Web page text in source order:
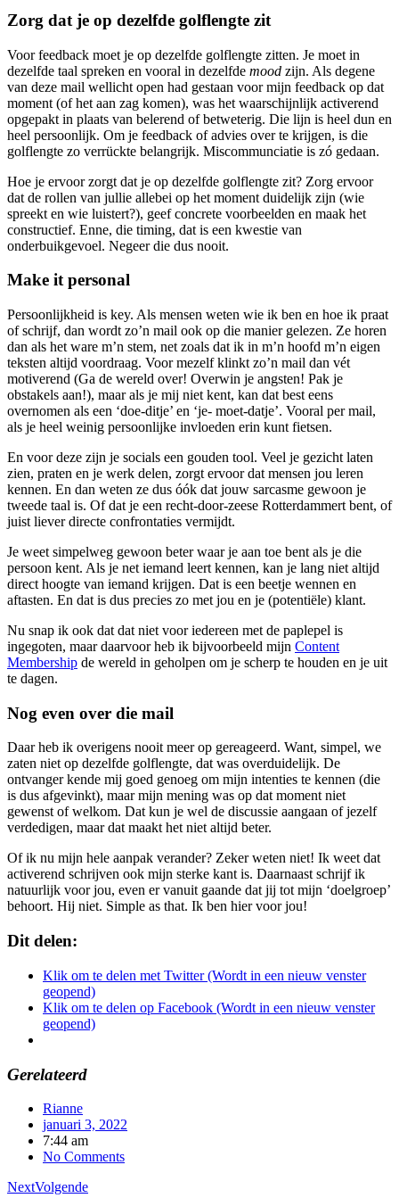
Zorg dat je op dezelfde golflengte zit
Voor feedback moet je op dezelfde golflengte zitten. Je moet in
dezelfde taal spreken en vooral in dezelfde mood zijn. Als degene
van deze mail wellicht open had gestaan voor mijn feedback op dat
moment (of het aan zag komen), was het waarschijnlijk activerend
opgepakt in plaats van belerend of betweterig. Die lijn is heel dun en
heel persoonlijk. Om je feedback of advies over te krijgen, is die
golflengte zo verrückte belangrijk. Miscommunciatie is zó gedaan.
Hoe je ervoor zorgt dat je op dezelfde golflengte zit? Zorg ervoor
dat de rollen van jullie allebei op het moment duidelijk zijn (wie
spreekt en wie luistert?), geef concrete voorbeelden en maak het
constructief. Enne, die timing, dat is een kwestie van
onderbuikgevoel. Negeer die dus nooit.
Make it personal
Persoonlijkheid is key. Als mensen weten wie ik ben en hoe ik praat
of schrijf, dan wordt zo’n mail ook op die manier gelezen. Ze horen
dan als het ware m’n stem, net zoals dat ik in m’n hoofd m’n eigen
teksten altijd voordraag. Voor mezelf klinkt zo’n mail dan vét
motiverend (Ga de wereld over! Overwin je angsten! Pak je
obstakels aan!), maar als je mij niet kent, kan dat best eens
overnomen als een ‘doe-ditje’ en ‘je- moet-datje’. Vooral per mail,
als je heel weinig persoonlijke invloeden erin kunt fietsen.
En voor deze zijn je socials een gouden tool. Veel je gezicht laten
zien, praten en je werk delen, zorgt ervoor dat mensen jou leren
kennen. En dan weten ze dus óók dat jouw sarcasme gewoon je
tweede taal is. Of dat je een recht-door-zeese Rotterdammert bent, of
juist liever directe confrontaties vermijdt.
Je weet simpelweg gewoon beter waar je aan toe bent als je die
persoon kent. Als je net iemand leert kennen, kan je lang niet altijd
direct hoogte van iemand krijgen. Dat is een beetje wennen en
aftasten. En dat is dus precies zo met jou en je (potentiële) klant.
Nu snap ik ook dat dat niet voor iedereen met de paplepel is
ingegoten, maar daarvoor heb ik bijvoorbeeld mijn Content
Membership de wereld in geholpen om je scherp te houden en je uit
te dagen.
Nog even over die mail
Daar heb ik overigens nooit meer op gereageerd. Want, simpel, we
zaten niet op dezelfde golflengte, dat was overduidelijk. De
ontvanger kende mij goed genoeg om mijn intenties te kennen (die
is dus afgevinkt), maar mijn mening was op dat moment niet
gewenst of welkom. Dat kun je wel de discussie aangaan of jezelf
verdedigen, maar dat maakt het niet altijd beter.
Of ik nu mijn hele aanpak verander? Zeker weten niet! Ik weet dat
activerend schrijven ook mijn sterke kant is. Daarnaast schrijf ik
natuurlijk voor jou, even er vanuit gaande dat jij tot mijn ‘doelgroep’
behoort. Hij niet. Simple as that. Ik ben hier voor jou!
Dit delen:
Klik om te delen met Twitter (Wordt in een nieuw venster
geopend)
Klik om te delen op Facebook (Wordt in een nieuw venster
geopend)
Gerelateerd
Rianne
januari 3, 2022
7:44 am
No Comments
NextVolgende